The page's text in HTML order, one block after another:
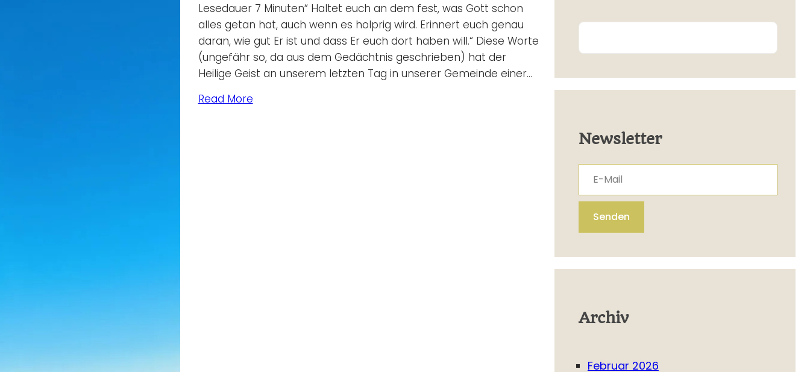
Lesedauer 7 Minuten“ Haltet euch an dem fest, was Gott schon
alles getan hat, auch wenn es holprig wird. Erinnert euch genau
daran, wie gut Er ist und dass Er euch dort haben will.“ Diese Worte
(ungefähr so, da aus dem Gedächtnis geschrieben) hat der
Heilige Geist an unserem letzten Tag in unserer Gemeinde einer…
Read More
Search
Newsletter
E-Mail
Senden
Archiv
Februar 2026